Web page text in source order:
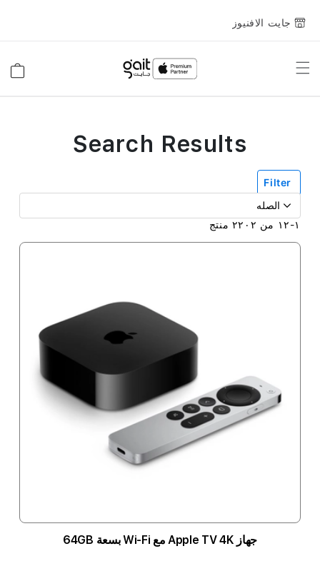
جايت الافنيوز
Toggle
Filter
١-١٢ من ٢٢٠٢ منتج
جهاز Apple TV 4K مع Wi-Fi بسعة 64GB
Search Results